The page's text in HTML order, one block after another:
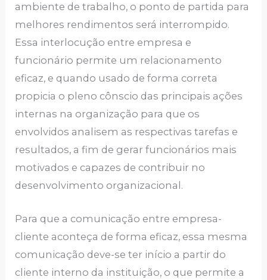
ambiente de trabalho, o ponto de partida para
melhores rendimentos será interrompido.
Essa interlocução entre empresa e
funcionário permite um relacionamento
eficaz, e quando usado de forma correta
propicia o pleno cônscio das principais ações
internas na organização para que os
envolvidos analisem as respectivas tarefas e
resultados, a fim de gerar funcionários mais
motivados e capazes de contribuir no
desenvolvimento organizacional.
Para que a comunicação entre empresa-
cliente aconteça de forma eficaz, essa mesma
comunicação deve-se ter início a partir do
cliente interno da instituição, o que permite a